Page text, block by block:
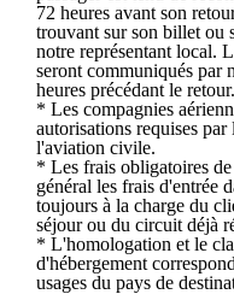
72 heures avant son
trouvant sur son billet ou
notre représentant local.
seront communiqués par
heures précédant le retour.
* Les compagnies
autorisations requises par
l'aviation civile.
* Les frais obligatoires
général les frais d'entrée
toujours à la charge du
séjour ou du circuit déjà
* L'homologation et le
d'hébergement
usages du pays de